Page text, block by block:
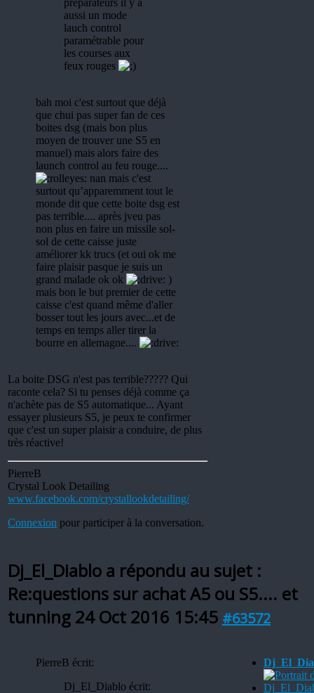
préparateurs il y a
aussi un mode
lauch control
paramétrable pour
les courses aux
feux rouges
bah moi c'est surtout que déjà
que chui pas super fan de ces
boites dsg (mais bon plus
moyen de trouver une S5 en
manuel) mais alors faire des
launch control au feu rouge....
nan mais c'est
surtout qu’apparemment tout le
monde dit que cette boite dsg est
pas terrible.... après jveu pas
non plus en faire un missile sol-
sol de cette caisse juste
améliorer kk trucs (et oui ok me
faire plaisir pasque je suis un
grand malade ok ok
)
mais bon le but premier de cette
caisse c'est quand même d'aller
bosser tout les jours avec...et de
temps en temps aller tirer la
bourre en allemagne....
La boite DSG n'est pas terrible????? Qui
raconte cela? Si tu penses déjà comme ça
n'achète pas de S5 automatique... Ayant
essayer plusieurs S5, je peux te confirmer
que c'est un super plaisir a conduire, de plus
très réactive!
PierreB
Crystal Look Detailing
www.facebook.com/crystallookdetailing/
Connexion pour participer à la conversation.
Dj_El_Diablo a répondu au sujet :
Re:questions sur achat A5 ou S5.... et
tunning 24 Oct 2016 15:45 #63572
PierreB écrit:
Dj_El_Diablo écrit: